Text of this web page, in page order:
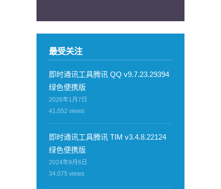
最受关注
即时通讯工具腾讯 QQ v9.7.23.29394
绿色便携版
2026年1月7日
41,052 views
即时通讯工具腾讯 TIM v3.4.8.22124
绿色便携版
2024年9月6日
34,075 views